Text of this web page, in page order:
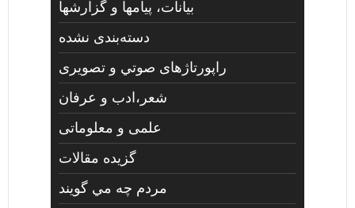
بیانات، پیامها و گزارشها
دسته‌بندی نشده
راپورتاژهای صوتي و تصويری
شعر،ادب و عرفان
علمی و معلوماتی
گزیده مقالات
مردم چه مي گويند